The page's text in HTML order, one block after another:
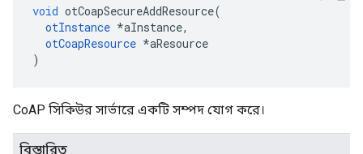
void otCoapSecureAddResource(
otInstance *aInstance,
otCoapResource *aResource
)
CoAP সিকিউর সার্ভারে একটি সম্পদ যোগ করে।
বিস্তারিত